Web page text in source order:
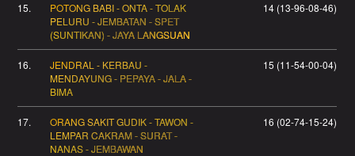
15.
POTONG BABI - ONTA - TOLAK
PELURU - JEMBATAN - SPET
(SUNTIKAN) - JAYA LANGSUAN
14 (13-96-08-46)
16.
JENDRAL - KERBAU -
MENDAYUNG - PEPAYA - JALA -
BIMA
15 (11-54-00-04)
17.
ORANG SAKIT GUDIK - TAWON -
LEMPAR CAKRAM - SURAT -
NANAS - JEMBAWAN
16 (02-74-15-24)